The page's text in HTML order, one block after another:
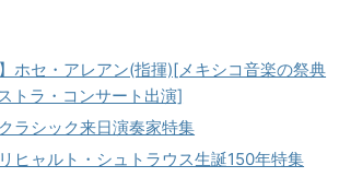
ホセ・アレアン(指揮)[メキシコ音楽の祭典
トラ・コンサート出演]
ラシック来日演奏家特集
ヒャルト・シュトラウス生誕150年特集